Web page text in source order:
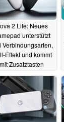
2 Lite: Neues
unterstützt
Verbindungsarten,
Effekt und kommt
mit Zusatztasten
31.05.2025